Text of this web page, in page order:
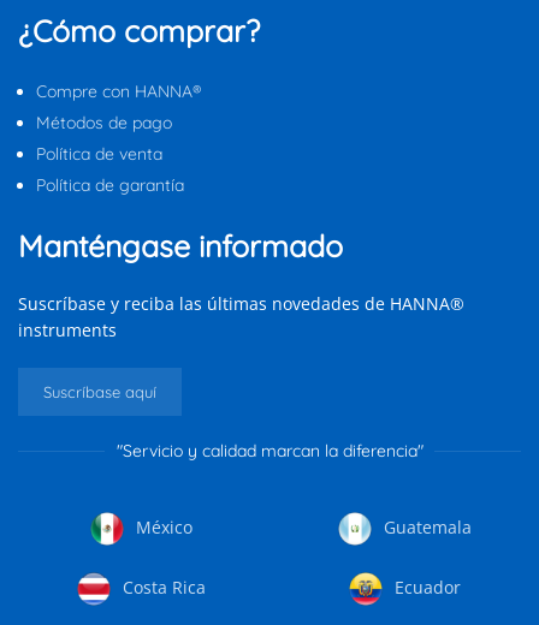
¿Cómo comprar?
Compre con HANNA®
Métodos de pago
Política de venta
Política de garantía
Manténgase informado
Suscríbase y reciba las últimas novedades de HANNA®
instruments
Suscríbase aquí
"Servicio y calidad marcan la diferencia"
México Guatemala
Costa Rica Ecuador